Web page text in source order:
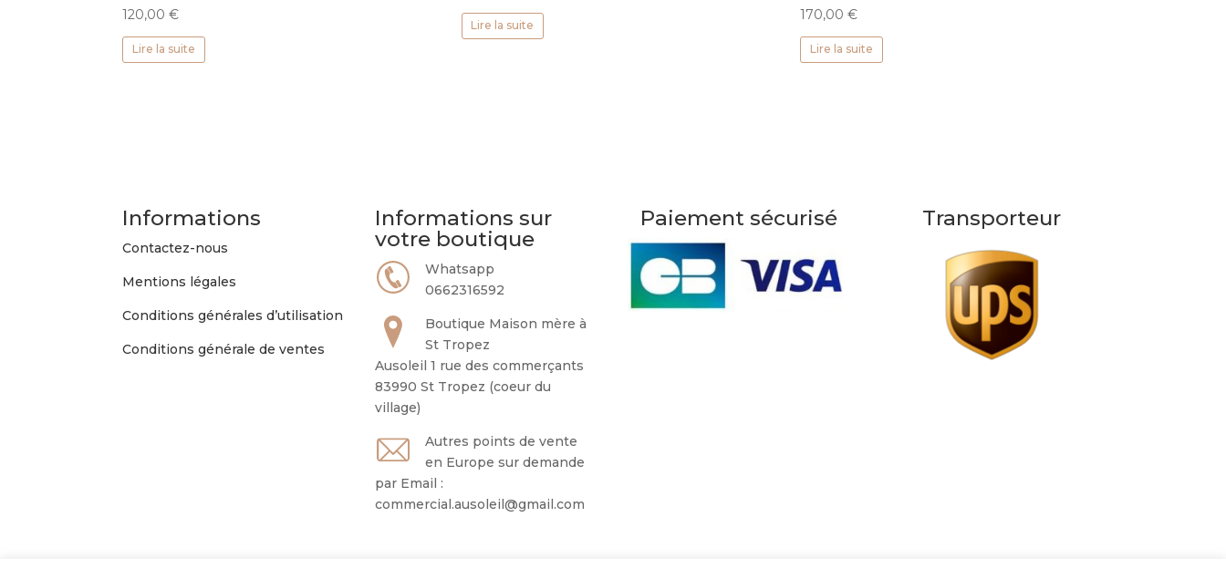
120,00€
Lire la suite
Lire la suite
170,00€
Lire la suite
Informations
Contactez-nous
Mentions légales
Conditions générales d’utilisation
Conditions générale de ventes
Informations sur
votre boutique
Whatsapp
0662316592
Boutique Maison mère à
St Tropez
Ausoleil 1 rue des commerçants
83990 St Tropez (coeur du
village)
Autres points de vente
en Europe sur demande
par Email :
commercial.ausoleil@gmail.com
Paiement sécurisé Transporteur